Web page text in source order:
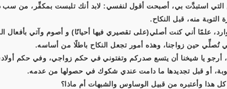
التي استبدَّت بي، أصبحت أقول لنفسي: لابد أنك تلبست بمكفِّر، من سب
التوبة منه، قبل النكاح.
علمًا أني كنت أصلي(على تقصيري فيها أحيانًا) و أصوم وآتي
تُصلِّي حين زواجنا، وهذه أمور تجعل النكاح باطلًا من أساسه.
أرجو يا شيخنا أن يتسع صدركم وتفتوني في حكم زواجي، وفي حكم
أو قبل تجديدها ما دامت عندي شكوك في حصولها من عدمه.
وأعتبره من قبيل الوساوس والشبهات أم ماذا؟